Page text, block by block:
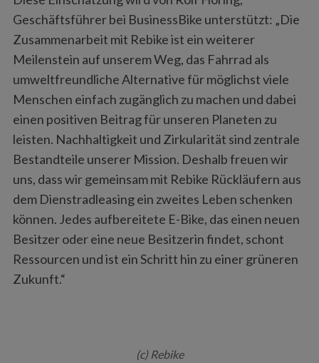
Geschäftsführer bei BusinessBike unterstützt: „Die
Zusammenarbeit mit Rebike ist ein weiterer
Meilenstein auf unserem Weg, das Fahrrad als
umweltfreundliche Alternative für möglichst viele
Menschen einfach zugänglich zu machen und dabei
einen positiven Beitrag für unseren Planeten zu
leisten. Nachhaltigkeit und Zirkularität sind zentrale
Bestandteile unserer Mission. Deshalb freuen wir
uns, dass wir gemeinsam mit Rebike Rückläufern aus
dem Dienstradleasing ein zweites Leben schenken
können. Jedes aufbereitete E-Bike, das einen neuen
Besitzer oder eine neue Besitzerin findet, schont
Ressourcen und ist ein Schritt hin zu einer grüneren
Zukunft.“
(c) Rebike